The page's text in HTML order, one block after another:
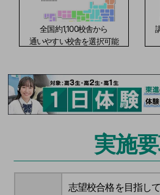
全国約1,100校舎から
通いやすい校舎を選択可能
実施
志望校合格を目指し